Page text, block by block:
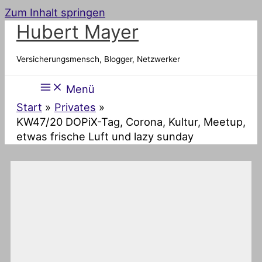
Zum Inhalt springen
Hubert Mayer
Versicherungsmensch, Blogger, Netzwerker
Menü
Start
Privates
KW47/20 DOPiX-Tag, Corona, Kultur, Meetup,
etwas frische Luft und lazy sunday